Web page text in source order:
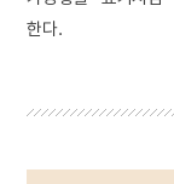
한다.